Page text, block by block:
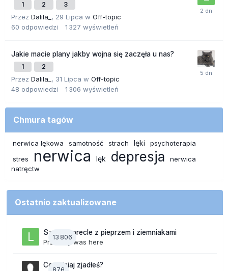
1 2 3
Przez Dalila_ , 29 Lipca w Off-topic
60 odpowiedzi 1 327 wyświetleń
Jakie macie plany jakby wojna się zaczęła u nas?
1 2
Przez Dalila_ , 31 Lipca w Off-topic
48 odpowiedzi 1 306 wyświetleń
Chmura tagów
nerwica lękowa samotność strach lęki
psychoterapia
stres
nerwica lęk depresja
nerwica
natręctw
Ostatnio zaktualizowane
13 806
Szalone precle z pieprzem i ziemniakami
Przez lily was here
Co dzisiaj zjadłeś?